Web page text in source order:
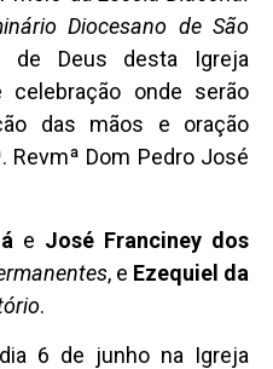
Diocesano de São
de Deus desta Igreja
celebração onde serão
das mãos e oração
Revmª Dom Pedro José
e José Franciney dos
, e Ezequiel da
.
6 de junho na Igreja